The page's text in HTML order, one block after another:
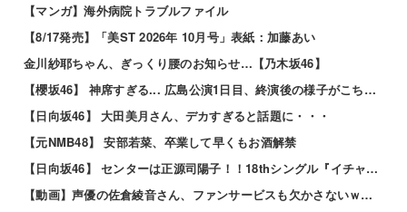
【マンガ】海外病院トラブルファイル
【8/17発売】「美ST 2026年 10月号」表紙：加藤あい
金川紗耶ちゃん、ぎっくり腰のお知らせ…【乃木坂46】
【櫻坂46】 神席すぎる... 広島公演1日目、終演後の様子がこちら【全国ツアー2026 What’s lonesome?】
【日向坂46】 大田美月さん、デカすぎると話題に・・・
【元NMB48】 安部若菜、卒業して早くもお酒解禁
【日向坂46】 センターは正源司陽子！！18thシングル『イチャイチャ虫』のフォーメーションが発表される！
【動画】声優の佐倉綾音さん、ファンサービスも欠かさないｗｗｗｗ